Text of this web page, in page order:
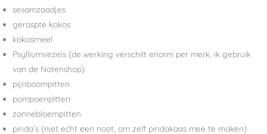
sesamzaadjes
geraspte kokos
kokosmeel
Psylliumvezels (de werking verschilt enorm per merk, ik gebruik
van de Notenshop)
pijnboompitten
pompoenpitten
zonnebloempitten
pinda’s (niet echt een noot, om zelf pindakaas mee te maken)